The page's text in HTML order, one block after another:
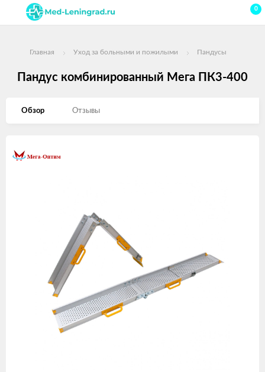
0
Главная Уход за больными и пожилыми Пандусы
Пандус комбинированный Мега ПК3-400
Обзор Отзывы